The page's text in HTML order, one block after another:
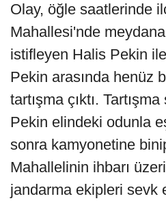
Olay, öğle saatlerinde
Mahallesi'nde
istifleyen Halis Pekin
Pekin arasında henüz
tartışma çıktı.
Pekin elindeki odunla
sonra kamyonetine
Mahallelinin ihbarı
jandarma ekipleri sevk